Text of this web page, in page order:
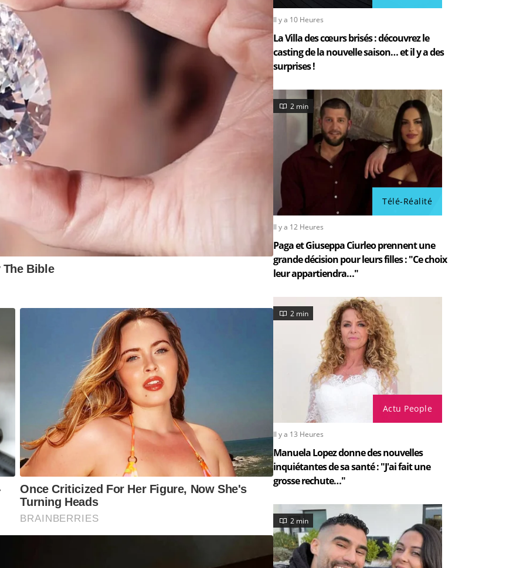
Il y a 10 Heures
La Villa des cœurs brisés : découvrez le
casting de la nouvelle saison… et il y a des
surprises !
Télé-Réalité
2 min
Il y a 12 Heures
Paga et Giuseppa Ciurleo prennent une
grande décision pour leurs filles : "Ce choix
leur appartiendra…"
Actu People
2 min
Il y a 13 Heures
Manuela Lopez donne des nouvelles
inquiétantes de sa santé : "J'ai fait une
grosse rechute…"
2 min